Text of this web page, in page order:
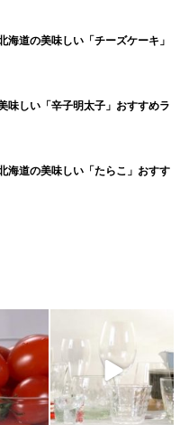
海道の美味しい「チーズケーキ」
味しい「辛子明太子」おすすめラ
海道の美味しい「たらこ」おすす
2月 13